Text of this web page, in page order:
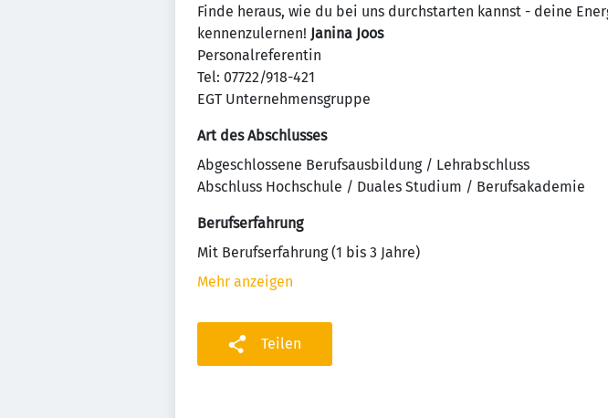
Finde heraus, wie du bei uns durchstarten kannst - deine
kennenzulernen! Janina Joos
Personalreferentin
Tel: 07722/918-421
EGT Unternehmensgruppe
Art des Abschlusses
Abgeschlossene Berufsausbildung / Lehrabschluss
Abschluss Hochschule / Duales Studium / Berufsakademie
Berufserfahrung
Mit Berufserfahrung (1 bis 3 Jahre)
Mehr anzeigen
Teilen